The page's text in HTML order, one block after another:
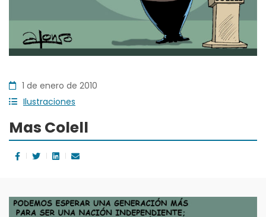
1 de enero de 2010
Ilustraciones
Mas Colell